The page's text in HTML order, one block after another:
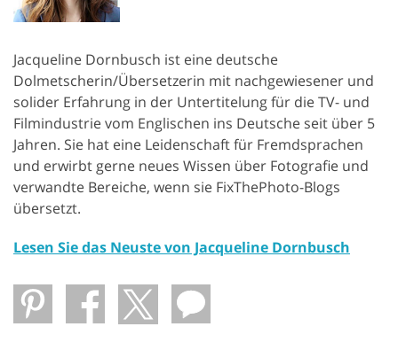
Jacqueline Dornbusch ist eine deutsche
Dolmetscherin/Übersetzerin mit nachgewiesener und
solider Erfahrung in der Untertitelung für die TV- und
Filmindustrie vom Englischen ins Deutsche seit über 5
Jahren. Sie hat eine Leidenschaft für Fremdsprachen
und erwirbt gerne neues Wissen über Fotografie und
verwandte Bereiche, wenn sie FixThePhoto-Blogs
übersetzt.
Lesen Sie das Neuste von Jacqueline Dornbusch